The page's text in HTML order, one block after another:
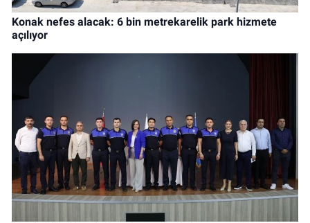
Konak nefes alacak: 6 bin metrekarelik park hizmete
açılıyor